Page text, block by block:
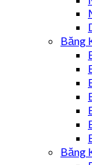
Băng
Băng